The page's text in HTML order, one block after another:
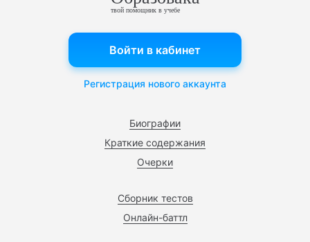
твой помощник в учебе
Биографии
Краткие содержания
Очерки
Сборник тестов
Онлайн-баттл
Войти в кабинет
Регистрация нового аккаунта